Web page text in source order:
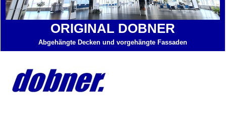
ORIGINAL DOBNER
Abgehängte Decken und vorgehängte Fassaden